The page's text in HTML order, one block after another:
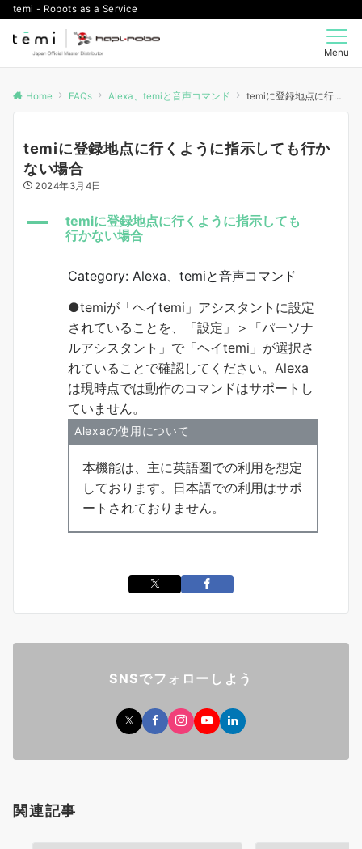
temi - Robots as a Service
Menu
Home FAQs Alexa、temiと音声コマンド temiに登録地点に行くように指示しても行かない場合
temiに登録地点に行くように指示しても行か
ない場合
2024年3月4日
A
temiに登録地点に行くように指示しても
行かない場合
Category: Alexa、temiと音声コマンド
●temiが「ヘイtemi」アシスタントに設定
されていることを、「設定」＞「パーソナ
ルアシスタント」で「ヘイtemi」が選択さ
れていることで確認してください。Alexa
は現時点では動作のコマンドはサポートし
ていません。
Alexaの使用について
本機能は、主に英語圏での利用を想定
しております。日本語での利用はサポ
ートされておりません。
SNSでフォローしよう
関連記事